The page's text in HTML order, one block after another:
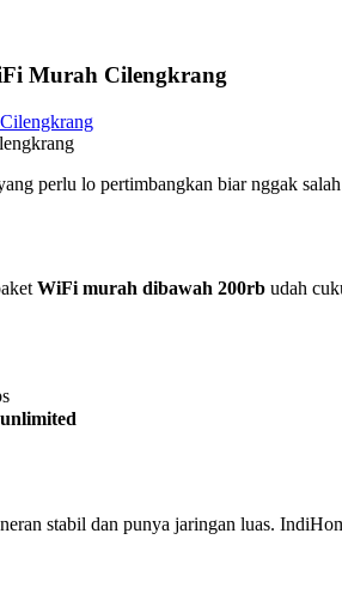
Murah Cilengkrang
perlu lo pertimbangkan biar nggak
WiFi murah dibawah 200rb udah
stabil dan punya jaringan luas.